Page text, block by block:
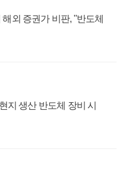
외 증권가 비판, "반도체
지 생산 반도체 장비 시